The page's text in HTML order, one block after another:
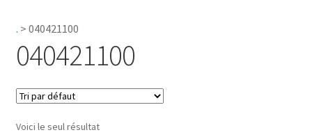
Accessoires Salle de bain
. > 040421100
040421100
Voici le seul résultat